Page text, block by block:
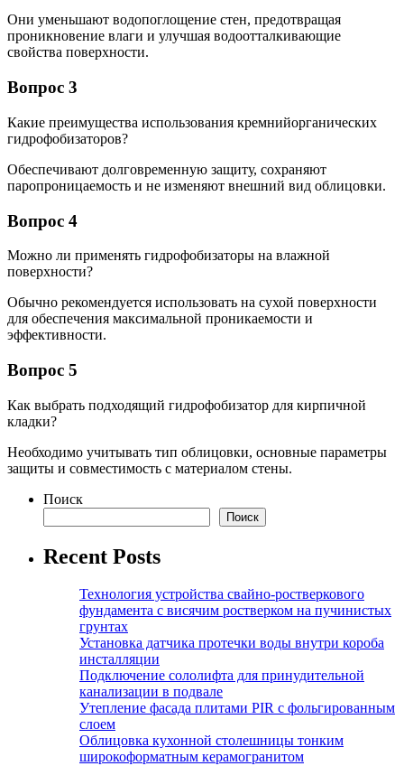
Они уменьшают водопоглощение стен, предотвращая
проникновение влаги и улучшая водоотталкивающие
свойства поверхности.
Вопрос 3
Какие преимущества использования кремнийорганических
гидрофобизаторов?
Обеспечивают долговременную защиту, сохраняют
паропроницаемость и не изменяют внешний вид облицовки.
Вопрос 4
Можно ли применять гидрофобизаторы на влажной
поверхности?
Обычно рекомендуется использовать на сухой поверхности
для обеспечения максимальной проникаемости и
эффективности.
Вопрос 5
Как выбрать подходящий гидрофобизатор для кирпичной
кладки?
Необходимо учитывать тип облицовки, основные параметры
защиты и совместимость с материалом стены.
Поиск
Поиск
Recent Posts
Технология устройства свайно-ростверкового
фундамента с висячим ростверком на пучинистых
грунтах
Установка датчика протечки воды внутри короба
инсталляции
Подключение сололифта для принудительной
канализации в подвале
Утепление фасада плитами PIR с фольгированным
слоем
Облицовка кухонной столешницы тонким
широкоформатным керамогранитом